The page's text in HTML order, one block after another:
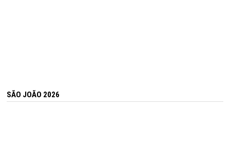
SÃO JOÃO 2026